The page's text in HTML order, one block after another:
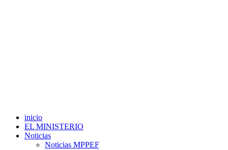
inicio
EL MINISTERIO
Noticias
Noticias MPPEF